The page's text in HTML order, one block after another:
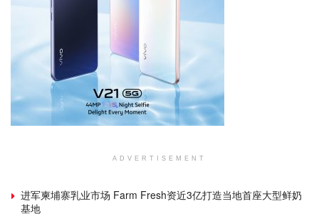
ADVERTISEMENT
进军柬埔寨乳业市场 Farm Fresh资近3亿打造当地首座大型鲜奶
基地